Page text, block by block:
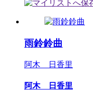
雨鈴鈴曲
阿木 日香里
阿木 日香里